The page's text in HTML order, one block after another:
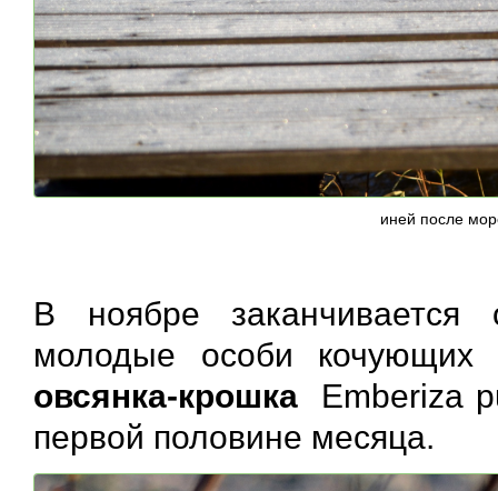
иней после
В ноябре заканчивается
молодые особи кочующих
овсянка-крошка
Emberiza
первой половине месяца.